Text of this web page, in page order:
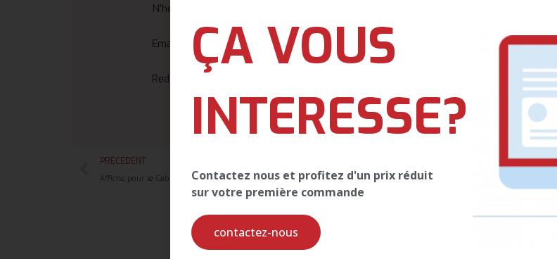
N’hésitez pas à nous contacter pour nous confier vos travaux.
Email: Contact@big-graphics.com | Tel(WhatsApp): (+237) 657 428 892
Redécouvrez le
PRÉCÉDENT
Affiche pour le Cabinet T&F
ÇA VOUS
INTERESSE?
Contactez nous et profitez d'un prix réduit
sur votre première commande
contactez-nous